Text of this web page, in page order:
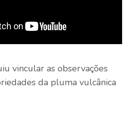
vincular as observações
da pluma vulcânica